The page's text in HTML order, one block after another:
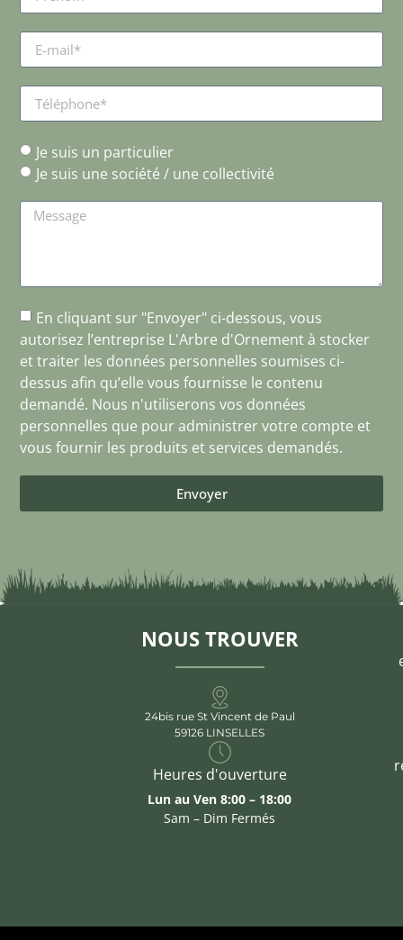
Je suis un particulier
Je suis une société / une collectivité
En cliquant sur "Envoyer" ci-dessous, vous
autorisez l’entreprise L'Arbre d'Ornement à stocker
et traiter les données personnelles soumises ci-
dessus afin qu’elle vous fournisse le contenu
demandé. Nous n'utiliserons vos données
personnelles que pour administrer votre compte et
vous fournir les produits et services demandés.
Envoyer
NOUS TROUVER
24bis rue St Vincent de Paul
59126 LINSELLES
Heures d'ouverture
Lun au Ven 8:00 – 18:00
Sam – Dim Fermés